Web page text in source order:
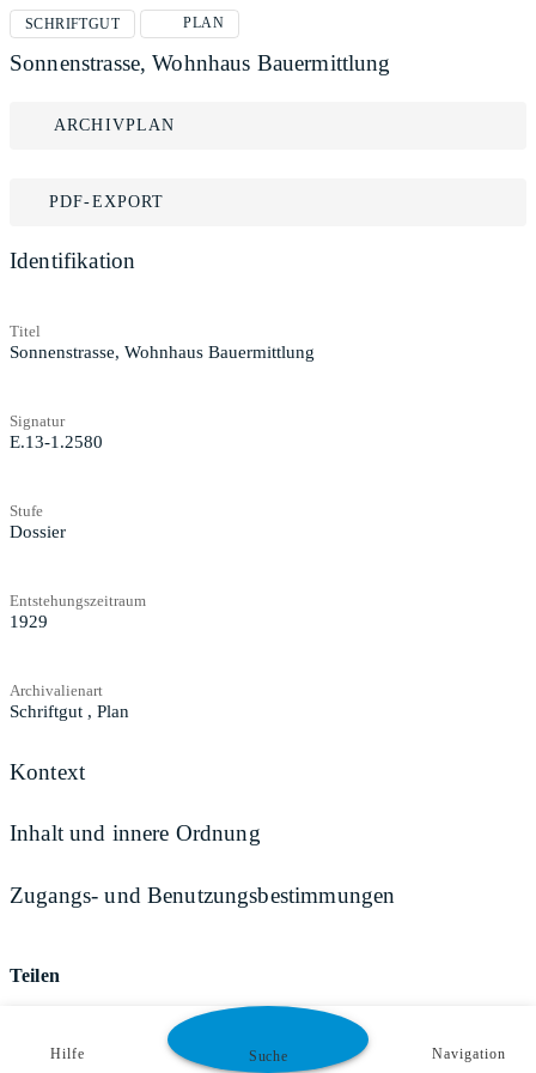
SCHRIFTGUT PLAN
Sonnenstrasse, Wohnhaus Bauermittlung
ARCHIVPLAN
PDF-EXPORT
Identifikation
Titel
Sonnenstrasse, Wohnhaus Bauermittlung
Signatur
E.13-1.2580
Stufe
Dossier
Entstehungszeitraum
1929
Archivalienart
Schriftgut , Plan
Kontext
Inhalt und innere Ordnung
Zugangs- und Benutzungsbestimmungen
Teilen
Hilfe Suche Navigation